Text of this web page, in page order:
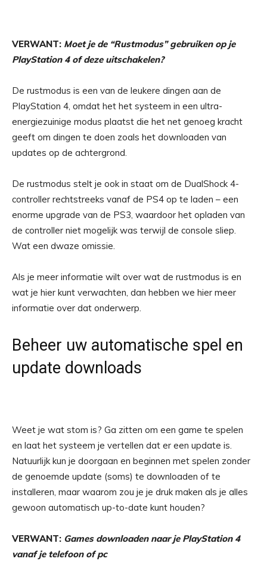
VERWANT: Moet je de “Rustmodus” gebruiken op je
PlayStation 4 of deze uitschakelen?
De rustmodus is een van de leukere dingen aan de
PlayStation 4, omdat het het systeem in een ultra-
energiezuinige modus plaatst die het net genoeg kracht
geeft om dingen te doen zoals het downloaden van
updates op de achtergrond.
De rustmodus stelt je ook in staat om de DualShock 4-
controller rechtstreeks vanaf de PS4 op te laden – een
enorme upgrade van de PS3, waardoor het opladen van
de controller niet mogelijk was terwijl de console sliep.
Wat een dwaze omissie.
Als je meer informatie wilt over wat de rustmodus is en
wat je hier kunt verwachten, dan hebben we hier meer
informatie over dat onderwerp.
Beheer uw automatische spel en
update downloads
Weet je wat stom is? Ga zitten om een ​​game te spelen
en laat het systeem je vertellen dat er een update is.
Natuurlijk kun je doorgaan en beginnen met spelen zonder
de genoemde update (soms) te downloaden of te
installeren, maar waarom zou je je druk maken als je alles
gewoon automatisch up-to-date kunt houden?
VERWANT: Games downloaden naar je PlayStation 4
vanaf je telefoon of pc